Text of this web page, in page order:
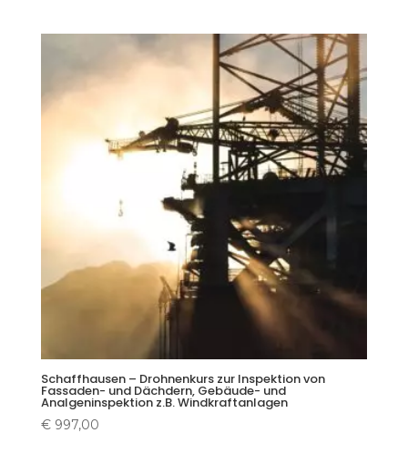
Schaffhausen – Drohnenkurs zur Inspektion von
Fassaden- und Dächdern, Gebäude- und
Analgeninspektion z.B. Windkraftanlagen
€997,00